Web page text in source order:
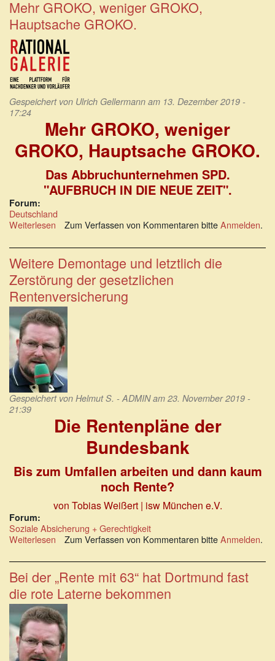
wird
immer
deutlicher
Mehr GROKO, weniger GROKO,
Hauptsache GROKO.
Gespeichert von Ulrich Gellermann am 13. Dezember 2019 -
17:24
Mehr GROKO, weniger
GROKO, Hauptsache GROKO.
Das Abbruchunternehmen SPD.
"AUFBRUCH IN DIE NEUE ZEIT".
Forum:
Deutschland
Weiterlesen über
GROKO,
weniger
GROKO,
Hauptsache
GROKO.
Zum Verfassen von Kommentaren bitteAnmelden.
Weitere Demontage und letztlich die
Zerstörung der gesetzlichen
Rentenversicherung
Gespeichert von Helmut S. - ADMINam 23. November 2019 -
21:39
Die Rentenpläne der
Bundesbank
Bis zum Umfallen arbeiten und dann kaum
noch Rente?
von Tobias Weißert | isw München e.V.
Forum:
Soziale Absicherung + Gerechtigkeit
Weiterlesen über
Demontage
und
letztlich
die
Zerstörung
der
gesetzlichen
Rentenversicherung
Zum Verfassen von Kommentaren bitteAnmelden.
Bei der „Rente mit 63“ hat Dortmund fast
die rote Laterne bekommen